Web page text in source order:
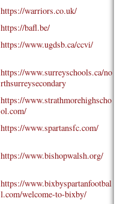
https://warriors.co.uk/
https://bafl.be/
https://www.ugdsb.ca/ccvi/
https://www.surreyschools.ca/no
rthsurreysecondary
https://www.strathmorehighscho
ol.com/
https://www.spartansfc.com/
https://www.bishopwalsh.org/
https://www.bixbyspartanfootbal
l.com/welcome-to-bixby/